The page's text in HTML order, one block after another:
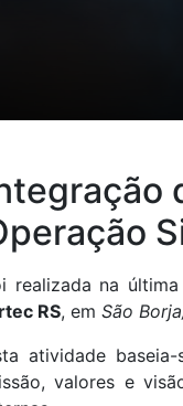
realizada na
RS, em São
atividade
valores e